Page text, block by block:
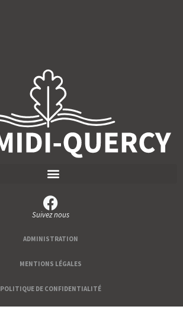
Suivez nous
ADMINISTRATION
MENTIONS LÉGALES
POLITIQUE DE CONFIDENTIALITÉ